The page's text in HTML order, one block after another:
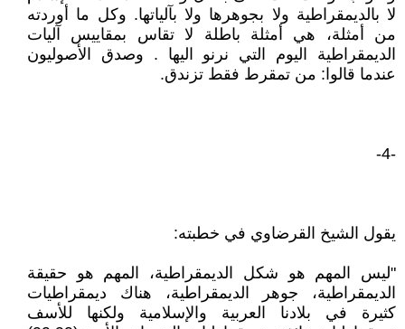
لا بالديمقراطية ولا بجوهرها ولا بآلياتها. وكل ما أوردته
من أمثلة، هي أمثلة باطلة لا تقاس بمقاييس آليات
الديمقراطية اليوم التي نرنو اليها . وصدق الأصوليون
عندما قالوا: من تمقرط فقط تزندق.
-4-
يقول الشيخ القرضاوي في خطبته:
"ليس المهم هو شكل الديمقراطية، المهم هو حقيقة
الديمقراطية، جوهر الديمقراطية، هناك ديمقراطيات
كثيرة في بلادنا العربية والإسلامية ولكنها للأسف